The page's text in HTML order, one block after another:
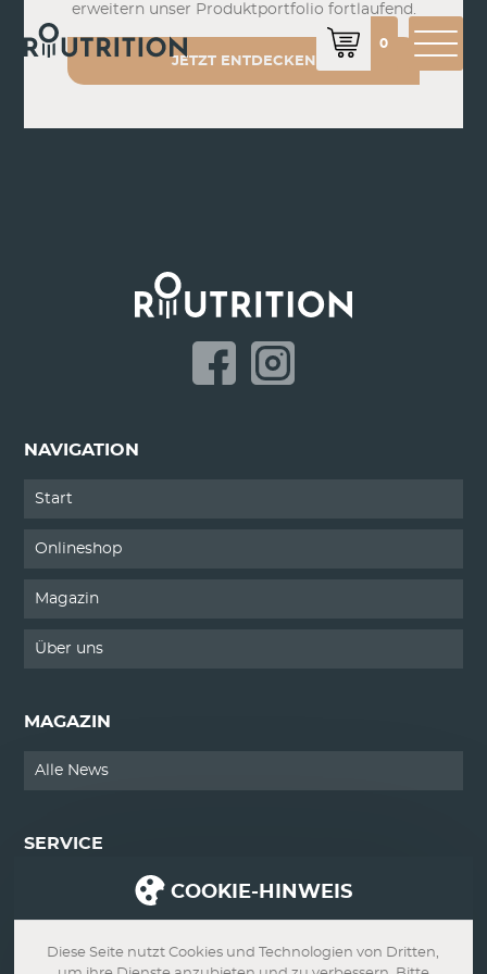
0
erweitern unser Produktportfolio fortlaufend.
JETZT ENTDECKEN
NAVIGATION
Start
Onlineshop
Magazin
Über uns
MAGAZIN
Alle News
SERVICE
COOKIE-HINWEIS
Diese Seite nutzt Cookies und Technologien von Dritten,